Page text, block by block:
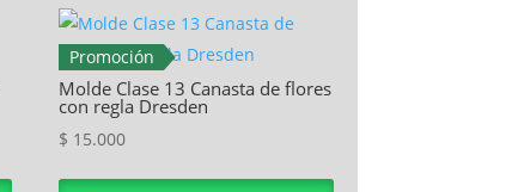
Promoción
Molde Clase 13 Canasta de flores
con regla Dresden
$ 15.000